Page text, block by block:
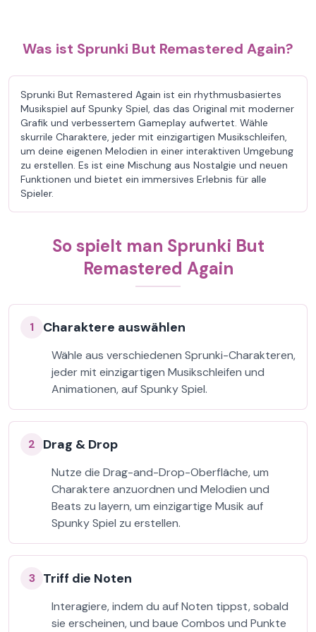
Was ist Sprunki But Remastered Again?
Sprunki But Remastered Again ist ein rhythmusbasiertes
Musikspiel auf Spunky Spiel, das das Original mit moderner
Grafik und verbessertem Gameplay aufwertet. Wähle
skurrile Charaktere, jeder mit einzigartigen Musikschleifen,
um deine eigenen Melodien in einer interaktiven Umgebung
zu erstellen. Es ist eine Mischung aus Nostalgie und neuen
Funktionen und bietet ein immersives Erlebnis für alle
Spieler.
So spielt man Sprunki But
Remastered Again
1 Charaktere auswählen
Wähle aus verschiedenen Sprunki-Charakteren,
jeder mit einzigartigen Musikschleifen und
Animationen, auf Spunky Spiel.
2 Drag & Drop
Nutze die Drag-and-Drop-Oberfläche, um
Charaktere anzuordnen und Melodien und
Beats zu layern, um einzigartige Musik auf
Spunky Spiel zu erstellen.
3 Triff die Noten
Interagiere, indem du auf Noten tippst, sobald
sie erscheinen, und baue Combos und Punkte